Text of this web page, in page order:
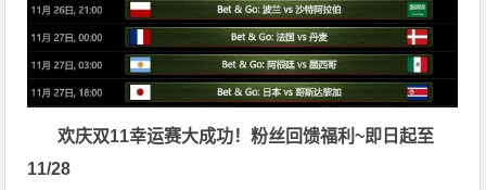
欢庆双11幸运赛大成功！粉丝回馈福利~即日起至
11/28